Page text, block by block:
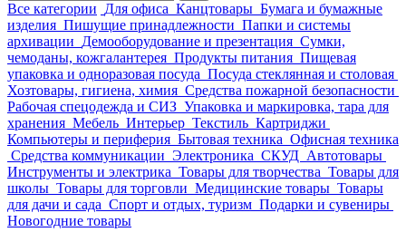
Все категории Для офиса Канцтовары Бумага и бумажные
изделия Пишущие принадлежности Папки и системы
архивации Демооборудование и презентация Сумки,
чемоданы, кожгалантерея Продукты питания Пищевая
упаковка и одноразовая посуда Посуда стеклянная и столовая
Хозтовары, гигиена, химия Средства пожарной безопасности
Рабочая спецодежда и СИЗ Упаковка и маркировка, тара для
хранения Мебель Интерьер Текстиль Картриджи
Компьютеры и периферия Бытовая техника Офисная техника
Средства коммуникации Электроника СКУД Автотовары
Инструменты и электрика Товары для творчества Товары для
школы Товары для торговли Медицинские товары Товары
для дачи и сада Спорт и отдых, туризм Подарки и сувениры
Новогодние товары